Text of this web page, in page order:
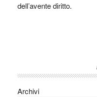
dell’avente diritto.
Archivi